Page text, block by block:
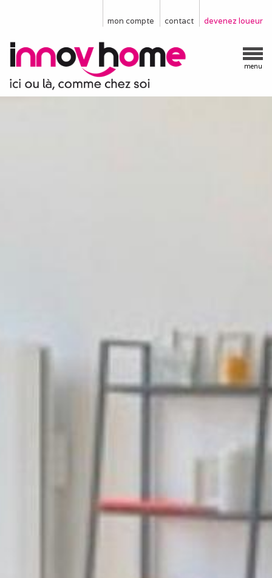
devenez loueur
contact
mon compte
menu